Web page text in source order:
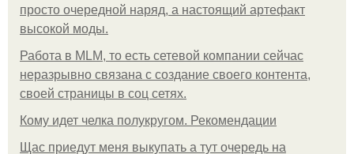
просто очередной наряд, а настоящий артефакт
высокой моды.
Работа в MLM, то есть сетевой компании сейчас
неразрывно связана с создание своего контента,
своей страницы в соц сетях.
Кому идет челка полукругом. Рекомендации
Щас приедут меня выкупать а тут очередь на